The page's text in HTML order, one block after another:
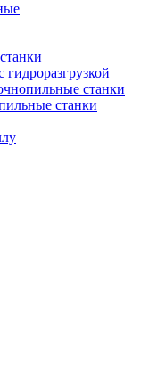
станки
станки